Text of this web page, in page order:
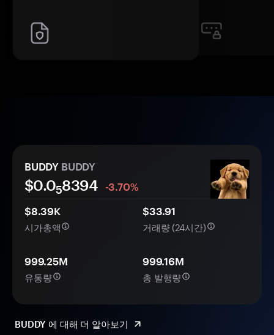
BUDDY BUDDY
$0.058394
-3.70%
$8.39K
시가총액
$33.91
거래량 (24시간)
999.25M
유통량
999.16M
총 발행량
BUDDY 에 대해 더 알아보기